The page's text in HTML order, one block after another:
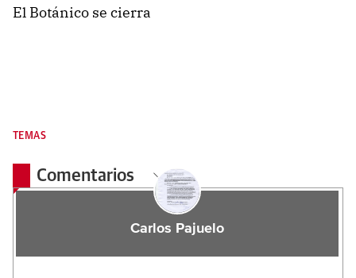
El Botánico se cierra
TEMAS
Comentarios
Carlos Pajuelo